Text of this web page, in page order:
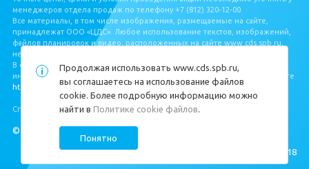
© ЦДС, 1999–2026
менеджеров отдела продаж по телефону +7 (812) 320‐12‐00.
Все материалы, в том числе изображения, размещаемые на сайте,
принадлежат ООО «ЦДС». Любое использование текстов, изображений,
файлов планировок и видео, расположенных на сайте www.cds.spb.ru,
не допускается без письменного разрешения ООО «ЦДС».
В соответствии с Федеральным законом от 30.12.2004 № 214‐ФЗ, полная
информация о застройщике и проекте строительства размещена на сайте
https://наш.дом.рф/.
Специальная оценка условий трудаhttps://cds.spb.ru/sout/
M18
Продолжая использовать www.cds.spb.ru,
вы соглашаетесь на использование файлов
cookie. Более подробную информацию можно
найти в Политике cookie файлов.
Понятно